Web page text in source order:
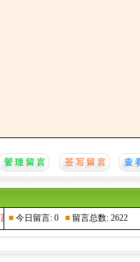
...■ 今日留言: 0 ■ 留言总数: 2622